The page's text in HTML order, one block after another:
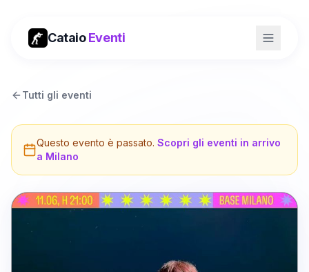
CataioEventi
Tutti gli eventi
Questo evento è passato. Scopri gli eventi in arrivo
a Milano